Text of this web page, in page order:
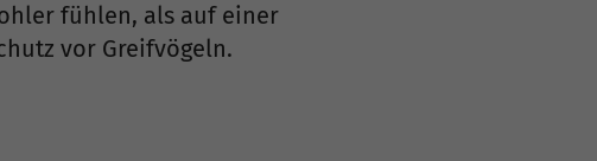
fühlen, als auf einer
vor Greifvögeln.